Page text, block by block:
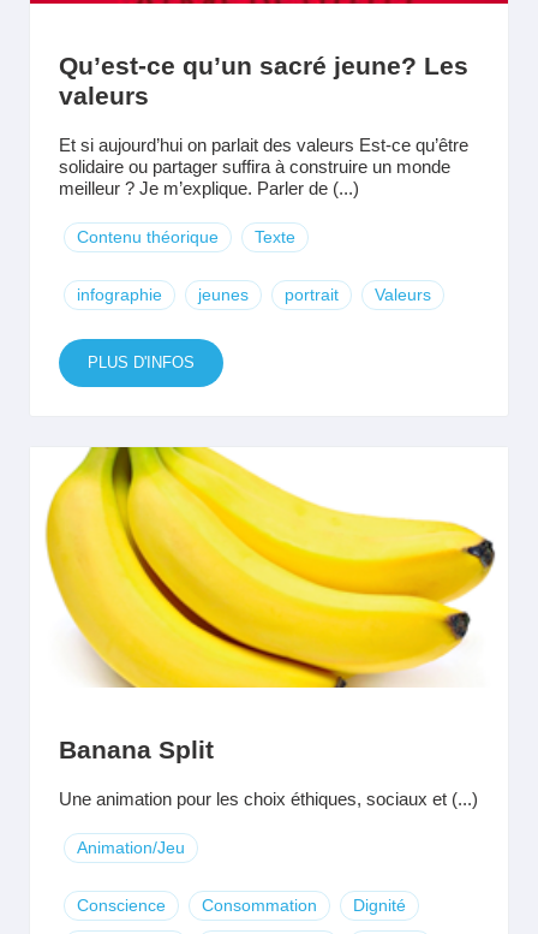
Qu’est-ce qu’un sacré jeune? Les
valeurs
Et si aujourd’hui on parlait des valeurs Est-ce qu’être
solidaire ou partager suffira à construire un monde
meilleur ? Je m’explique. Parler de (...)
Contenu théorique Texte
infographie jeunes portrait Valeurs
PLUS D'INFOS
Banana Split
Une animation pour les choix éthiques, sociaux et (...)
Animation/Jeu
Conscience Consommation Dignité